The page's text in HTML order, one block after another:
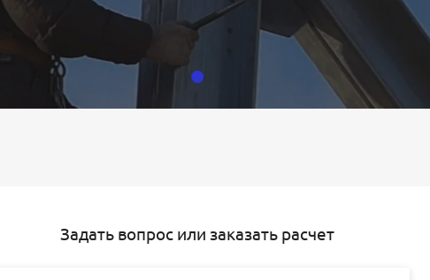
Задать вопрос или заказать расчет